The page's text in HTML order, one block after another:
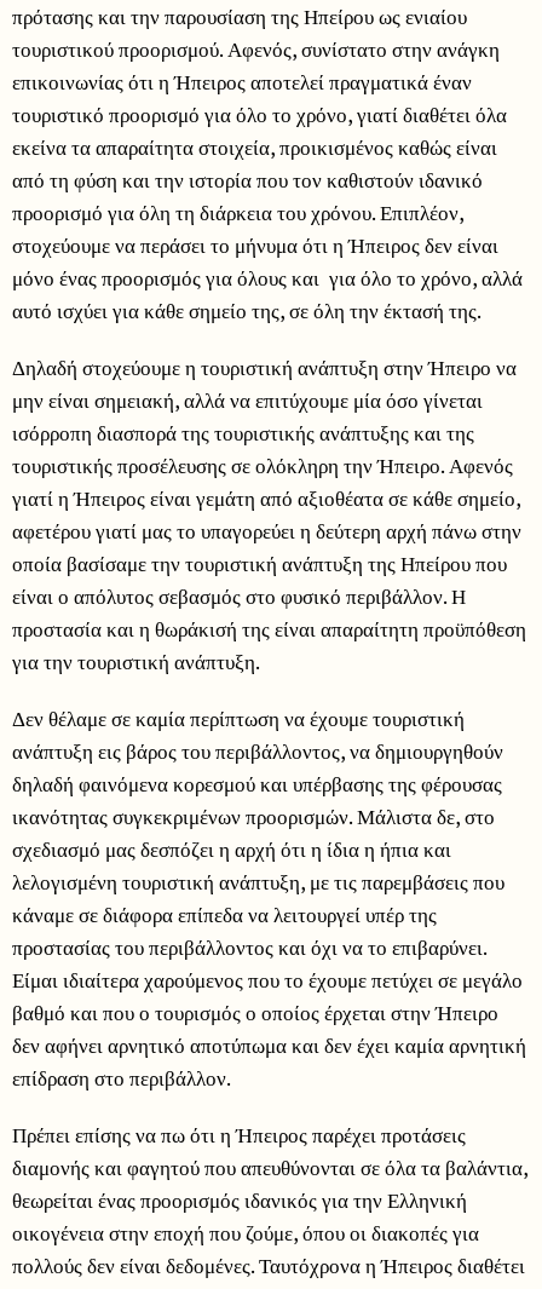
πρότασης και την παρουσίαση της Ηπείρου ως ενιαίου
τουριστικού προορισμού. Αφενός, συνίστατο στην ανάγκη
επικοινωνίας ότι η Ήπειρος αποτελεί πραγματικά έναν
τουριστικό προορισμό για όλο το χρόνο, γιατί διαθέτει όλα
εκείνα τα απαραίτητα στοιχεία, προικισμένος καθώς είναι
από τη φύση και την ιστορία που τον καθιστούν ιδανικό
προορισμό για όλη τη διάρκεια του χρόνου. Επιπλέον,
στοχεύουμε να περάσει το μήνυμα ότι η Ήπειρος δεν είναι
μόνο ένας προορισμός για όλους και για όλο το χρόνο, αλλά
αυτό ισχύει για κάθε σημείο της, σε όλη την έκτασή της.
Δηλαδή στοχεύουμε η τουριστική ανάπτυξη στην Ήπειρο να
μην είναι σημειακή, αλλά να επιτύχουμε μία όσο γίνεται
ισόρροπη διασπορά της τουριστικής ανάπτυξης και της
τουριστικής προσέλευσης σε ολόκληρη την Ήπειρο. Αφενός
γιατί η Ήπειρος είναι γεμάτη από αξιοθέατα σε κάθε σημείο,
αφετέρου γιατί μας το υπαγορεύει η δεύτερη αρχή πάνω στην
οποία βασίσαμε την τουριστική ανάπτυξη της Ηπείρου που
είναι ο απόλυτος σεβασμός στο φυσικό περιβάλλον. Η
προστασία και η θωράκισή της είναι απαραίτητη προϋπόθεση
για την τουριστική ανάπτυξη.
Δεν θέλαμε σε καμία περίπτωση να έχουμε τουριστική
ανάπτυξη εις βάρος του περιβάλλοντος, να δημιουργηθούν
δηλαδή φαινόμενα κορεσμού και υπέρβασης της φέρουσας
ικανότητας συγκεκριμένων προορισμών. Μάλιστα δε, στο
σχεδιασμό μας δεσπόζει η αρχή ότι η ίδια η ήπια και
λελογισμένη τουριστική ανάπτυξη, με τις παρεμβάσεις που
κάναμε σε διάφορα επίπεδα να λειτουργεί υπέρ της
προστασίας του περιβάλλοντος και όχι να το επιβαρύνει.
Είμαι ιδιαίτερα χαρούμενος που το έχουμε πετύχει σε μεγάλο
βαθμό και που ο τουρισμός ο οποίος έρχεται στην Ήπειρο
δεν αφήνει αρνητικό αποτύπωμα και δεν έχει καμία αρνητική
επίδραση στο περιβάλλον.
Πρέπει επίσης να πω ότι η Ήπειρος παρέχει προτάσεις
διαμονής και φαγητού που απευθύνονται σε όλα τα βαλάντια,
θεωρείται ένας προορισμός ιδανικός για την Ελληνική
οικογένεια στην εποχή που ζούμε, όπου οι διακοπές για
πολλούς δεν είναι δεδομένες. Ταυτόχρονα η Ήπειρος διαθέτει